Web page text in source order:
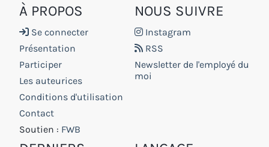
À PROPOS
Se connecter
Présentation
Participer
Les auteurices
Conditions d'utilisation
Contact
Soutien : FWB
NOUS SUIVRE
Instagram
RSS
Newsletter de l'employé du
moi